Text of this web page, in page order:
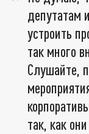
депутатам
устроить
так много
Слушайте,
так, как